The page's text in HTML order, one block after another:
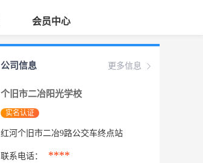
会员中心
更多信息
公司信息
个旧市二冶阳光学校
实名认证
红河个旧市二冶9路公交车终点站
联系电话： ****